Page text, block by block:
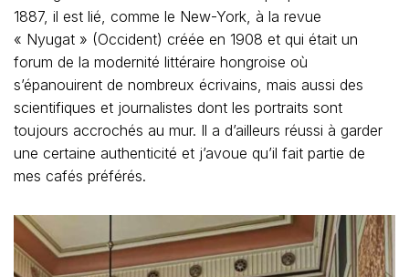
1887, il est lié, comme le New-York, à la revue
« Nyugat » (Occident) créée en 1908 et qui était un
forum de la modernité littéraire hongroise où
s’épanouirent de nombreux écrivains, mais aussi des
scientifiques et journalistes dont les portraits sont
toujours accrochés au mur. Il a d’ailleurs réussi à garder
une certaine authenticité et j’avoue qu’il fait partie de
mes cafés préférés.